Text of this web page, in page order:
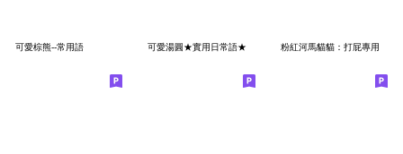
可愛棕熊--常用語 可愛湯圓★實用日常語★ 粉紅河馬貓貓：打屁專用